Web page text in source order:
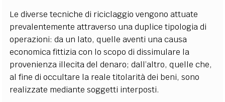
Le diverse tecniche di riciclaggio vengono attuate
prevalentemente attraverso una duplice tipologia di
operazioni: da un lato, quelle aventi una causa
economica fittizia con lo scopo di dissimulare la
provenienza illecita del denaro; dall’altro, quelle che,
al fine di occultare la reale titolarità dei beni, sono
realizzate mediante soggetti interposti.